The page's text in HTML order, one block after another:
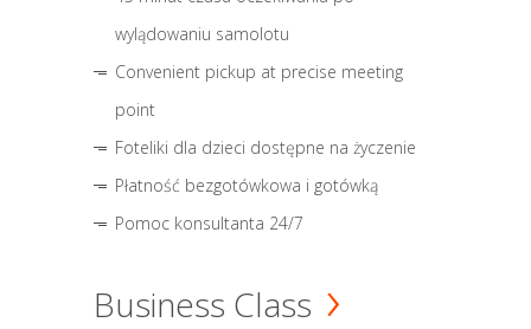
wylądowaniu samolotu
Convenient pickup at precise meeting
point
Foteliki dla dzieci dostępne na życzenie
Płatność bezgotówkowa i gotówką
Pomoc konsultanta 24/7
Business Class